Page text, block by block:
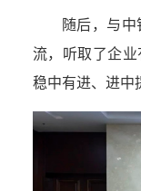
随后，与
流，听取了企
稳中有进、进中